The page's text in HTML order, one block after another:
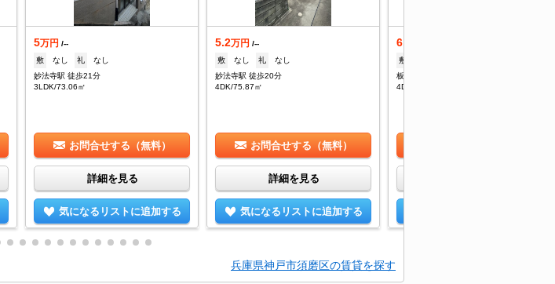
5万円 /--
敷
なし 礼
なし
妙法寺駅 徒歩21分
3LDK/73.06㎡
お問合せする（無料）
詳細を見る
気になるリストに追加する
5.2万円 /--
敷
なし 礼
なし
妙法寺駅 徒歩20分
4DK/75.87㎡
お問合せする（無料）
詳細を見る
気になるリストに追加する
6.1
敷
板宿駅 徒歩17分
4DK/75.87㎡
兵庫県神戸市須磨区の賃貸を探す